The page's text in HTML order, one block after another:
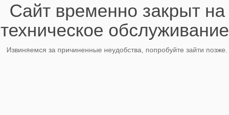
Сайт временно закрыт на
техническое
Извиняемся за причиненные неудобства, попробуйте зайти позже.